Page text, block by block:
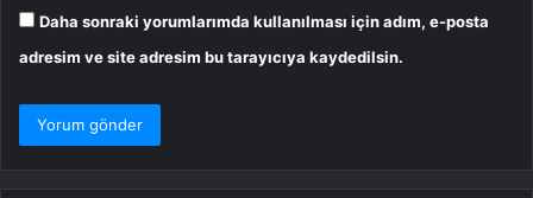
Daha sonraki yorumlarımda kullanılması için adım, e-posta
adresim ve site adresim bu tarayıcıya kaydedilsin.